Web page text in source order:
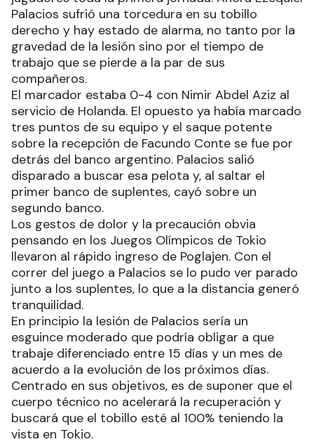
Palacios sufrió una torcedura en su tobillo
derecho y hay estado de alarma, no tanto por la
gravedad de la lesión sino por el tiempo de
trabajo que se pierde a la par de sus
compañeros.
El marcador estaba 0-4 con Nimir Abdel Aziz al
servicio de Holanda. El opuesto ya había marcado
tres puntos de su equipo y el saque potente
sobre la recepción de Facundo Conte se fue por
detrás del banco argentino. Palacios salió
disparado a buscar esa pelota y, al saltar el
primer banco de suplentes, cayó sobre un
segundo banco.
Los gestos de dolor y la precaución obvia
pensando en los Juegos Olímpicos de Tokio
llevaron al rápido ingreso de Poglajen. Con el
correr del juego a Palacios se lo pudo ver parado
junto a los suplentes, lo que a la distancia generó
tranquilidad.
En principio la lesión de Palacios sería un
esguince moderado que podría obligar a que
trabaje diferenciado entre 15 días y un mes de
acuerdo a la evolución de los próximos días.
Centrado en sus objetivos, es de suponer que el
cuerpo técnico no acelerará la recuperación y
buscará que el tobillo esté al 100% teniendo la
vista en Tokio.